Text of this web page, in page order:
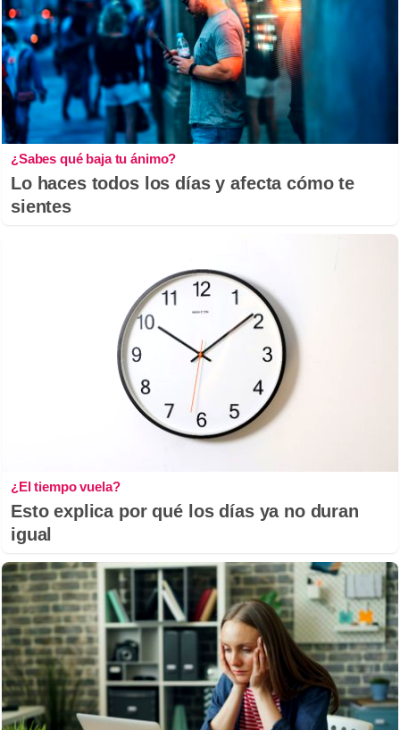
¿Sabes qué baja tu ánimo?
Lo haces todos los días y afecta cómo te
sientes
¿El tiempo vuela?
Esto explica por qué los días ya no duran
igual